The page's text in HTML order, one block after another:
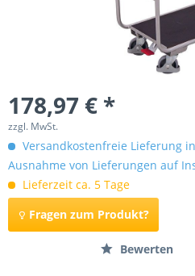
178,97 € *
zzgl. MwSt.
Versandkostenfreie Lieferung
Ausnahme von Lieferungen auf
Lieferzeit ca. 5 Tage
Fragen zum Produkt?
Bewerten